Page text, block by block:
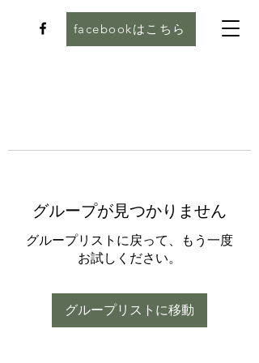
facebookはこちら
グループが見つかりません
グループリストに戻って、もう一度
お試しください。
グループリストに移動